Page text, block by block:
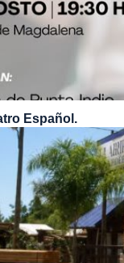
Español.